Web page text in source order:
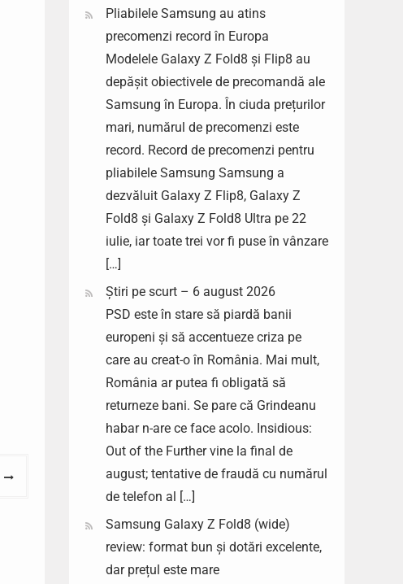
Pliabilele Samsung au atins
precomenzi record în Europa
Modelele Galaxy Z Fold8 și Flip8 au
depășit obiectivele de precomandă ale
Samsung în Europa. În ciuda prețurilor
mari, numărul de precomenzi este
record. Record de precomenzi pentru
pliabilele Samsung Samsung a
dezvăluit Galaxy Z Flip8, Galaxy Z
Fold8 și Galaxy Z Fold8 Ultra pe 22
iulie, iar toate trei vor fi puse în vânzare
[…]
Știri pe scurt – 6 august 2026
PSD este în stare să piardă banii
europeni și să accentueze criza pe
care au creat-o în România. Mai mult,
România ar putea fi obligată să
returneze bani. Se pare că Grindeanu
habar n-are ce face acolo. Insidious:
Out of the Further vine la final de
august; tentative de fraudă cu numărul
de telefon al […]
Samsung Galaxy Z Fold8 (wide)
review: format bun și dotări excelente,
dar prețul este mare